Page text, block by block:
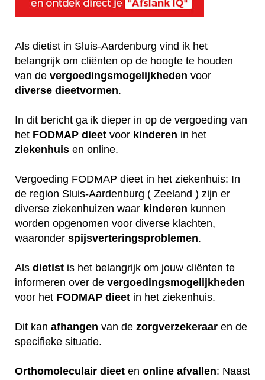
Als dietist in Sluis-Aardenburg vind ik het
belangrijk om cliënten op de hoogte te houden
van de vergoedingsmogelijkheden voor
diverse dieetvormen.
In dit bericht ga ik dieper in op de vergoeding van
het FODMAP dieet voor kinderen in het
ziekenhuis en online.
Vergoeding FODMAP dieet in het ziekenhuis: In
de region Sluis-Aardenburg ( Zeeland ) zijn er
diverse ziekenhuizen waar kinderen kunnen
worden opgenomen voor diverse klachten,
waaronder spijsverteringsproblemen.
Als dietist is het belangrijk om jouw cliënten te
informeren over de vergoedingsmogelijkheden
voor het FODMAP dieet in het ziekenhuis.
Dit kan afhangen van de zorgverzekeraar en de
specifieke situatie.
Orthomoleculair dieet en online afvallen: Naast